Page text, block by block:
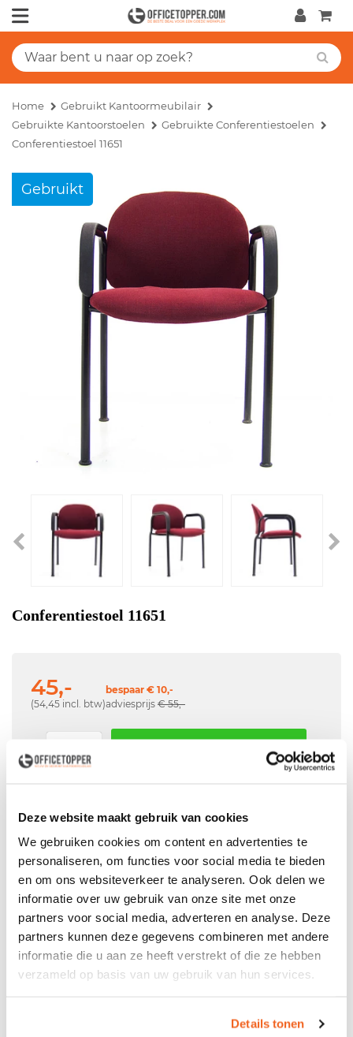
Deze website maakt gebruik van cookies
We gebruiken cookies om content en advertenties te
personaliseren, om functies voor social media te bieden
en om ons websiteverkeer te analyseren. Ook delen we
informatie over uw gebruik van onze site met onze
partners voor social media, adverteren en analyse. Deze
partners kunnen deze gegevens combineren met andere
informatie die u aan ze heeft verstrekt of die ze hebben
verzameld op basis van uw gebruik van hun services.
Details tonen
Home
Gebruikt Kantoormeubilair
Gebruikte Kantoorstoelen
Gebruikte Conferentiestoelen
Conferentiestoel 11651
Gebruikt
Conferentiestoel 11651
45,-
(54,45 incl. btw)
bespaar € 10,-
adviesprijs € 55,-
Niet leverbaar
Leveringin België
Voor zowel ParticulieralsZakelijk
ProfessioneleBezorg- en Montageservice